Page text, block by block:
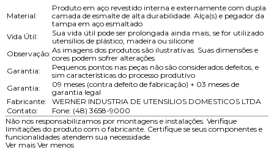
Material:
Produto em aço revestido interna e externamente com dupla
camada de esmalte de alta durabilidade. Alça(s) e pegador da
tampa em aço esmaltado
Vida Útil:
Sua vida útil pode ser prolongada ainda mais, se for utilizado
utensílios de plástico, madeira ou silicone
Observação: As imagens dos produtos são ilustrativas. Suas dimensões e
cores podem sofrer alterações
Garantia:
Pequenos pontos nas peças não são considerados defeitos, e
sim características do processo produtivo
Garantia:
09 meses (contra defeito de fabricação) + 03 meses de
garantia legal
Fabricante:
WERNER INDUSTRIA DE UTENSILIOS DOMESTICOS LTDA
Contato:
Fone: (48) 3658-9000
Não nos responsabilizamos por montagens e instalações. Verifique
limitações do produto com o fabricante. Certifique se seus componentes e
funcionalidades atendem sua necessidade.
Ver mais Ver menos